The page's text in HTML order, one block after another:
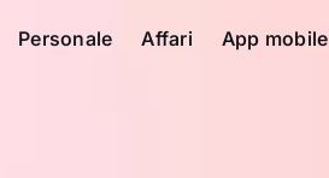
Personale Affari App mobile